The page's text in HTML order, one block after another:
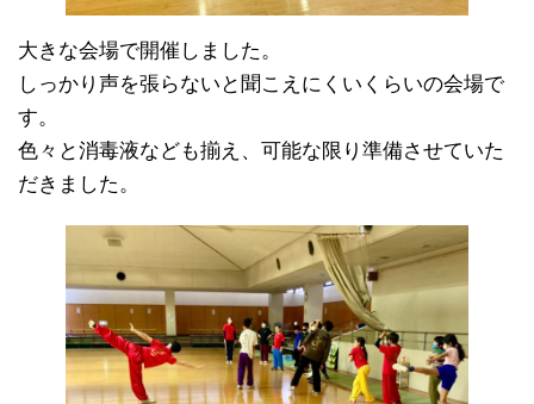
大きな会場で開催しました。
しっかり声を張らないと聞こえにくいくらいの会場で
す。
色々と消毒液なども揃え、可能な限り準備させていた
だきました。